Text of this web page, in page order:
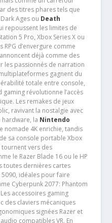
des titres phares tels que
Ages ou Death
repoussent les limites de
5 Pro, Xbox Series X ou
d’envergure comme
déjà comme des
les passionnés de narration
gagnent du
totale entre console,
révolutionne l’accès
Les remakes de jeux
ravivant la nostalgie avec
la Nintendo
4K enrichie, tandis
sa console portable Xbox
tournent vers des
le Razer Blade 16 ou le HP
toutes dernières cartes
5090, idéales pour faire
Cyberpunk 2077: Phantom
accessoires gaming
des claviers mécaniques
signées Razer et
compatibles VR. En